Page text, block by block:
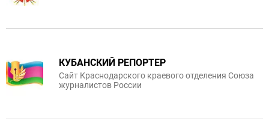
КУБАНСКИЙ РЕПОРТЕР
Сайт Краснодарского краевого отделения Союза
журналистов России